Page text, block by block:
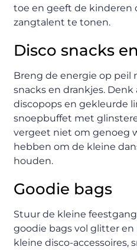
toe en geeft de kinderen
zangtalent te tonen.
Disco snacks
Breng de energie op peil
snacks en drankjes.
discopops en gekleurde
snoepbuffet met
vergeet niet om genoeg
hebben om de kleine
houden.
Goodie bags
Stuur de kleine
goodie bags vol glitter en
kleine disco-accessoires,